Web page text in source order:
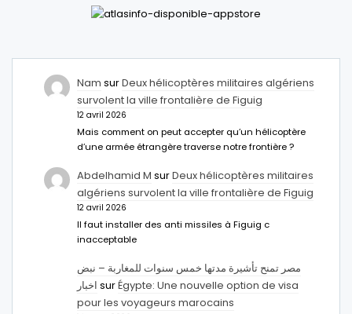
Nam surDeux hélicoptères militaires algériens
survolent la ville frontalière de Figuig
12 avril 2026
Mais comment on peut accepter qu’un hélicoptère
d’une armée étrangère traverse notre frontière ?
Abdelhamid M surDeux hélicoptères militaires
algériens survolent la ville frontalière de Figuig
12 avril 2026
Il faut installer des anti missiles à Figuig c
inacceptable
مصر تمنح تأشيرة مدتها خمس سنوات للمغاربة – نبض
اخبار surÉgypte: Une nouvelle option de visa
pour les voyageurs marocains